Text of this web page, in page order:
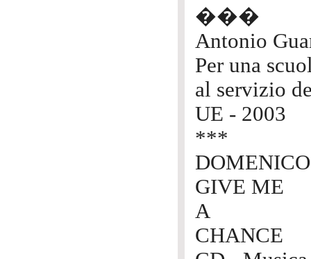
���
Antonio
Per una
al servizio
UE - 2003
***
GIVE ME
A
CHANCE